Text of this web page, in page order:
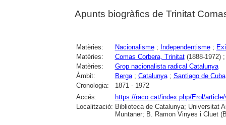
Apunts biogràfics de Trinitat
Matèries: Nacionalisme; Independentisme;
Matèries:
Comas Corbera, Trinitat(1888-1972)
Matèries:
Grop nacionalista radical Catalunya
Àmbit:
Berga; Catalunya; Santiago de Cuba
Cronologia:
1871 - 1972
Accés:
https://raco.cat/index.php/Erol/
Localització: Biblioteca de Catalunya; Universitat
Muntaner; B. Ramon Vinyes i Cluet